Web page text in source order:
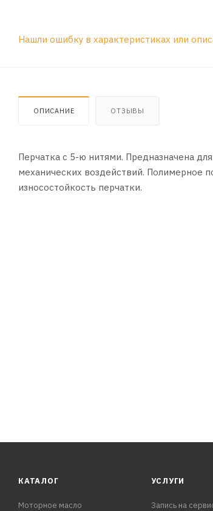
Нашли ошибку в характеристиках или
ОПИСАНИЕ ОТЗЫВЫ
Перчатка с 5-ю нитями. Предназначена
механических воздействий. Полимерное
износостойкость перчатки.
КАТАЛОГ
Моторное масло
УСЛУГИ
Запись на